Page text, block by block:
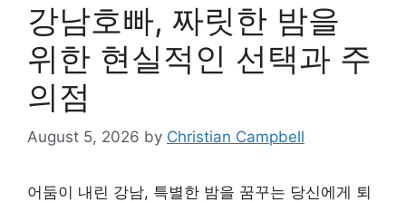
강남호빠, 짜릿한 밤을
위한 현실적인 선택과 주
의점
August 5, 2026 by Christian Campbell
어둠이 내린 강남, 특별한 밤을 꿈꾸는 당신에게 퇴